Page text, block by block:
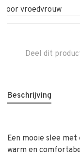
vroedvrouw
Deel dit
Beschrijving
Een mooie slee met
warm en